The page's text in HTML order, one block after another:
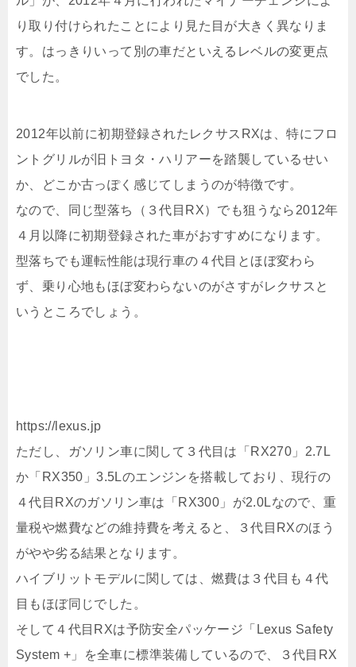
り取り付けられたことにより見た目が大きく異なりま
す。はっきりいって別の車だといえるレベルの変更点
でした。
2012年以前に初期登録されたレクサスRXは、特にフロ
ントグリルが旧トヨタ・ハリアーを踏襲しているせい
か、どこか古っぽく感じてしまうのが特徴です。
なので、同じ型落ち（３代目RX）でも狙うなら2012年
４月以降に初期登録された車がおすすめになります。
型落ちでも運転性能は現行車の４代目とほぼ変わら
ず、乗り心地もほぼ変わらないのがさすがレクサスと
いうところでしょう。
https://lexus.jp
ただし、ガソリン車に関して３代目は「RX270」2.7L
か「RX350」3.5Lのエンジンを搭載しており、現行の
４代目RXのガソリン車は「RX300」が2.0Lなので、重
量税や燃費などの維持費を考えると、３代目RXのほう
がやや劣る結果となります。
ハイブリットモデルに関しては、燃費は３代目も４代
目もほぼ同じでした。
そして４代目RXは予防安全パッケージ「Lexus Safety
System +」を全車に標準装備しているので、３代目RX